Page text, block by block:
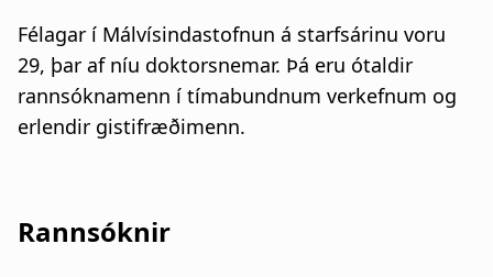
Félagar í Málvísindastofnun á starfsárinu voru
29, þar af níu doktorsnemar. Þá eru ótaldir
rannsóknamenn í tímabundnum verkefnum og
erlendir gistifræðimenn.
Rannsóknir